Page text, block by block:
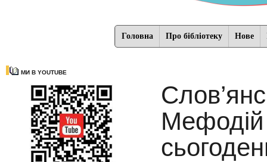
Головна Про бібліотеку Нове
МИ В YOUTUBE
Мефодій